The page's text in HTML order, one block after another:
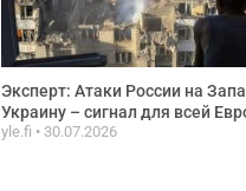
Эксперт: Атаки России на
Украину – сигнал для всей
yle.fi 30.07.2026